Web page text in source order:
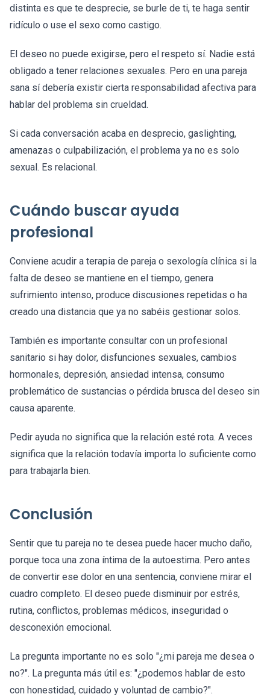
distinta es que te desprecie, se burle de ti, te haga sentir
ridículo o use el sexo como castigo.
El deseo no puede exigirse, pero el respeto sí. Nadie está
obligado a tener relaciones sexuales. Pero en una pareja
sana sí debería existir cierta responsabilidad afectiva para
hablar del problema sin crueldad.
Si cada conversación acaba en desprecio, gaslighting,
amenazas o culpabilización, el problema ya no es solo
sexual. Es relacional.
Cuándo buscar ayuda
profesional
Conviene acudir a terapia de pareja o sexología clínica si la
falta de deseo se mantiene en el tiempo, genera
sufrimiento intenso, produce discusiones repetidas o ha
creado una distancia que ya no sabéis gestionar solos.
También es importante consultar con un profesional
sanitario si hay dolor, disfunciones sexuales, cambios
hormonales, depresión, ansiedad intensa, consumo
problemático de sustancias o pérdida brusca del deseo sin
causa aparente.
Pedir ayuda no significa que la relación esté rota. A veces
significa que la relación todavía importa lo suficiente como
para trabajarla bien.
Conclusión
Sentir que tu pareja no te desea puede hacer mucho daño,
porque toca una zona íntima de la autoestima. Pero antes
de convertir ese dolor en una sentencia, conviene mirar el
cuadro completo. El deseo puede disminuir por estrés,
rutina, conflictos, problemas médicos, inseguridad o
desconexión emocional.
La pregunta importante no es solo "¿mi pareja me desea o
no?". La pregunta más útil es: "¿podemos hablar de esto
con honestidad, cuidado y voluntad de cambio?".